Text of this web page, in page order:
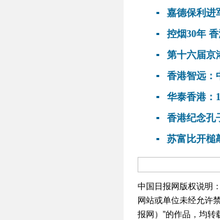
嘉德保利进
控烟30年
第十六届京
香港智远：
华泰香港：
香港纪念孔
苏富比开槌
中国日报网版权说明
网站或单位未经允许
报网）”的作品，均